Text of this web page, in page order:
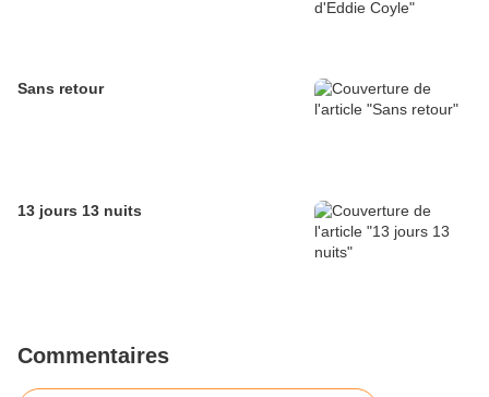
Sans retour
13 jours 13 nuits
Commentaires